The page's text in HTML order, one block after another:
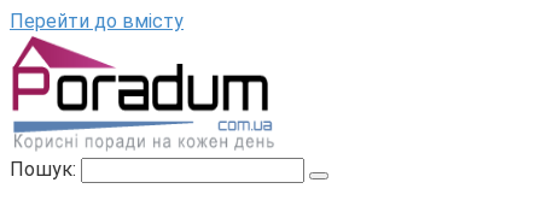
Перейти до вмісту
Пошук: